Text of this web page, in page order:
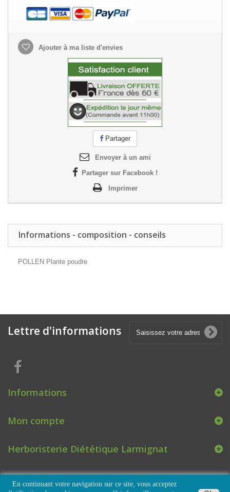
Ajouter à ma liste d'envies
Partager
Envoyer à un ami
Partager sur Facebook !
Imprimer
Informations - composition - conseils
POLLEN Plante poudre
Lettre d'informations
Informations
Mon compte
Herboristerie Diététique Larmignat
En continuant votre navigation sur ce site, vous acceptez